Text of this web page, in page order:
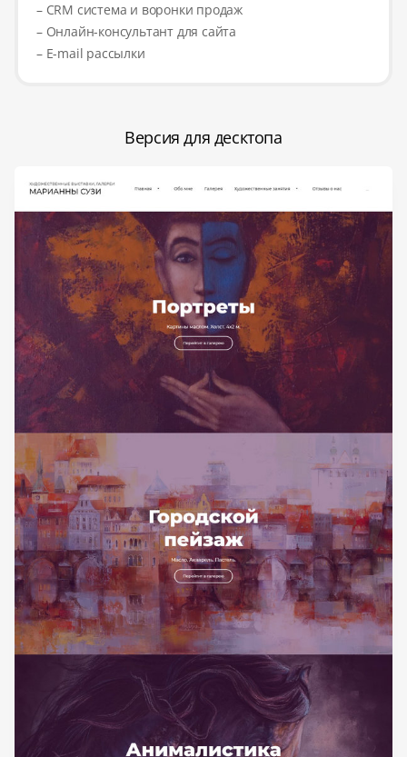
– CRM система и воронки продаж
– Онлайн-консультант для сайта
– E-mail рассылки
Версия для десктопа